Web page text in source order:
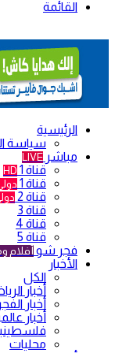
القائمة
الرئيسية
سياسة
مباشر LIVE
قناة 1 HD
قناة 1
قناة 2
قناة 3
قناة 4
قناة 5
فجر شو أفلام
الأخبار
الكل
أخبار
أخبار الفجر
أخبار
محليات